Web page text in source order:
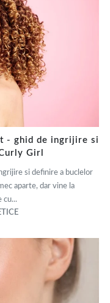
- ghid de ingrijire si
Girl
si definire a buclelor
aparte, dar vine la
cu...